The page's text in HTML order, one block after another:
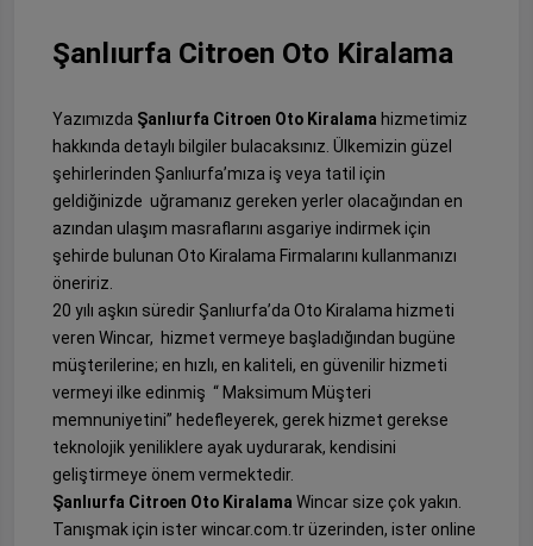
Şanlıurfa Citroen Oto Kiralama
Yazımızda Şanlıurfa Citroen Oto Kiralama hizmetimiz
hakkında detaylı bilgiler bulacaksınız. Ülkemizin güzel
şehirlerinden Şanlıurfa’mıza iş veya tatil için
geldiğinizde uğramanız gereken yerler olacağından en
azından ulaşım masraflarını asgariye indirmek için
şehirde bulunan Oto Kiralama Firmalarını kullanmanızı
öneririz.
20 yılı aşkın süredir Şanlıurfa’da Oto Kiralama hizmeti
veren Wincar, hizmet vermeye başladığından bugüne
müşterilerine; en hızlı, en kaliteli, en güvenilir hizmeti
vermeyi ilke edinmiş “ Maksimum Müşteri
memnuniyetini” hedefleyerek, gerek hizmet gerekse
teknolojik yeniliklere ayak uydurarak, kendisini
geliştirmeye önem vermektedir.
Şanlıurfa Citroen Oto Kiralama Wincar size çok yakın.
Tanışmak için ister wincar.com.tr üzerinden, ister online